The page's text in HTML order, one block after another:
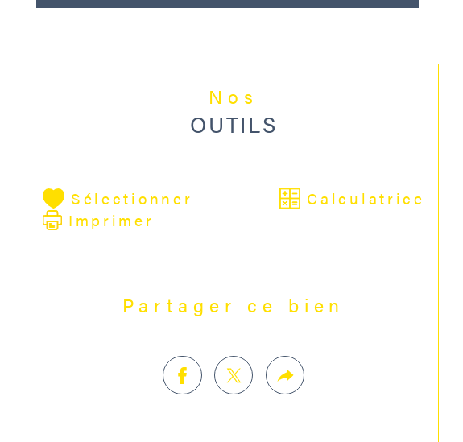
jusqu'à 5 voitures (cour et dépendance).
kgCO2/m²/an"Montant estimé des
dépenses annuelles d'énergie pour un
usage standard : entre 1260 € et 1760 €.
bien est exposé sont disponibles sur le site
Géorisques : www.georisques.gouv.frA voir
absolument !Visite virtuelle sur demande.
Nos
OUTILS
Sélectionner
Calculatrice
Imprimer
Partager ce bien